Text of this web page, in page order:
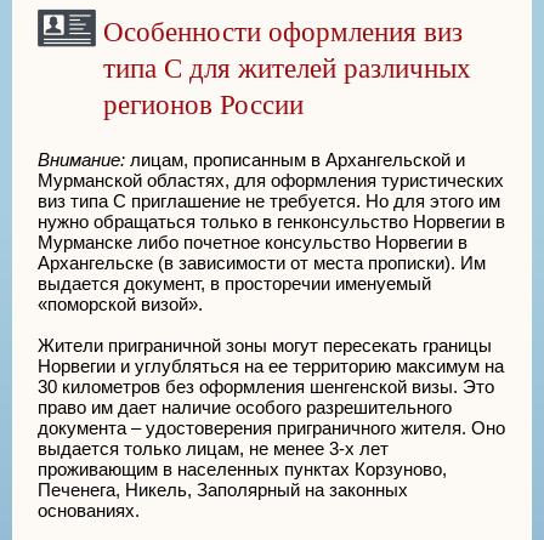
Особенности оформления виз
типа С для жителей различных
регионов России
Внимание: лицам, прописанным в Архангельской и
Мурманской областях, для оформления туристических
виз типа С приглашение не требуется. Но для этого им
нужно обращаться только в генконсульство Норвегии в
Мурманске либо почетное консульство Норвегии в
Архангельске (в зависимости от места прописки). Им
выдается документ, в просторечии именуемый
«поморской визой».
Жители приграничной зоны могут пересекать границы
Норвегии и углубляться на ее территорию максимум на
30 километров без оформления шенгенской визы. Это
право им дает наличие особого разрешительного
документа – удостоверения приграничного жителя. Оно
выдается только лицам, не менее 3-х лет
проживающим в населенных пунктах Корзуново,
Печенега, Никель, Заполярный на законных
основаниях.